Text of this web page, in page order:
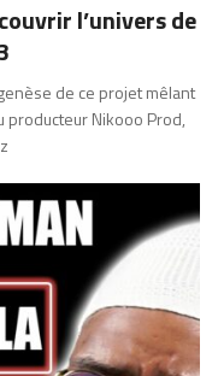
l’univers de
de ce projet mêlant
producteur Nikooo Prod,